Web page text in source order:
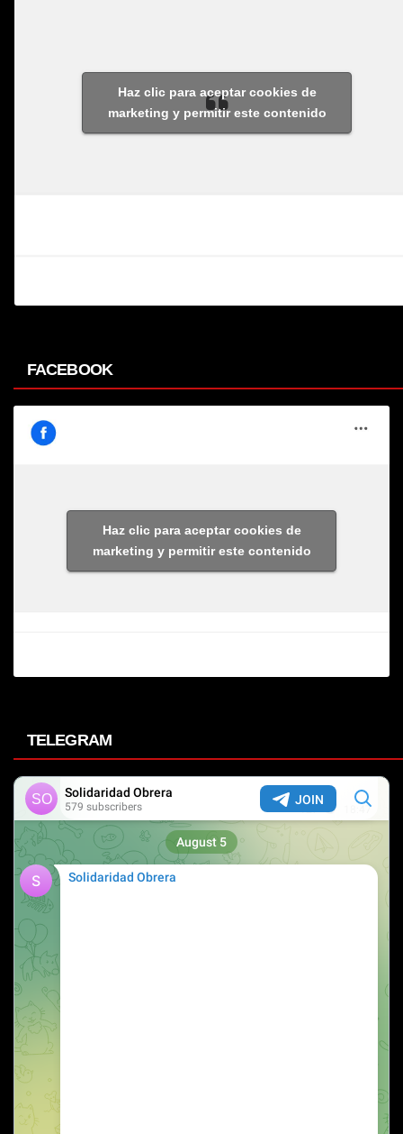
Haz clic para aceptar cookies de
marketing y permitir este contenido
FACEBOOK
Haz clic para aceptar cookies de
marketing y permitir este contenido
TELEGRAM